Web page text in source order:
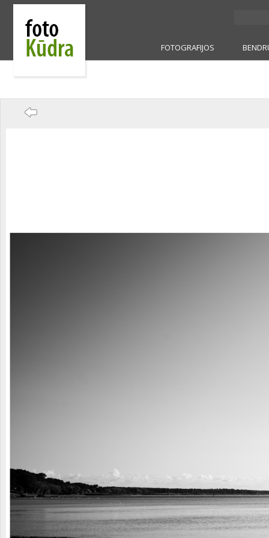
FOTOGRAFIJOS